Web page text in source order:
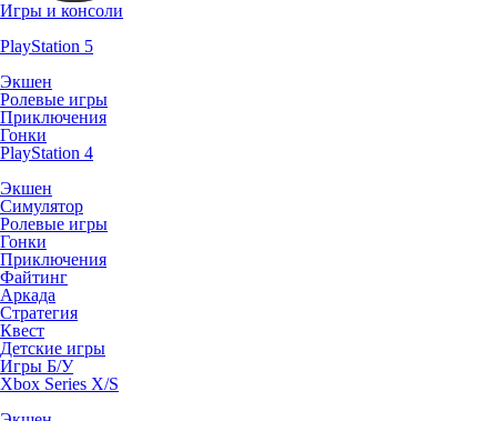
Игры и консоли
PlayStation 5
Экшен
Ролевые игры
Приключения
Гонки
PlayStation 4
Экшен
Симулятор
Ролевые игры
Гонки
Приключения
Файтинг
Аркада
Стратегия
Квест
Детские игры
Игры Б/У
Xbox Series X/S